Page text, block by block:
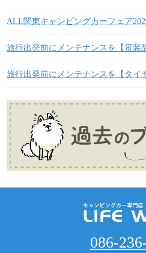
ALL関東キャンピングカーフェア
旅行出発前にメンテナンスを【電装
旅行出発前にメンテナンスを【タイ
086-